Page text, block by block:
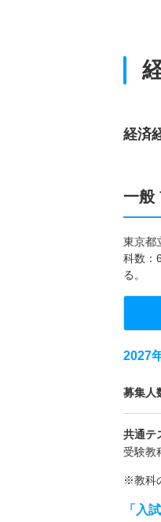
経済
一般
東京都
科数
る。
2027
募集人
共通テ
受験
※教科
「入